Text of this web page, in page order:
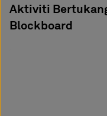
Aktiviti
Blockboard